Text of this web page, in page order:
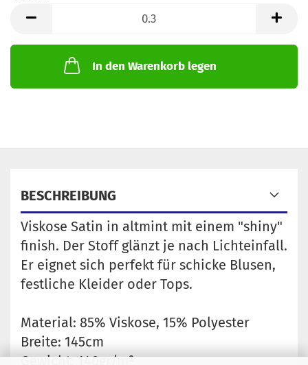
Meter
In den Warenkorb legen
BESCHREIBUNG
Viskose Satin in altmint mit einem "shiny"
finish. Der Stoff glänzt je nach Lichteinfall.
Er eignet sich perfekt für schicke Blusen,
festliche Kleider oder Tops.
Material: 85% Viskose, 15% Polyester
Breite: 145cm
Gewicht: 140gr/m²